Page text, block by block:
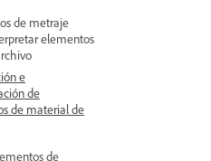
de metraje
elementos
e
de
de material de
de